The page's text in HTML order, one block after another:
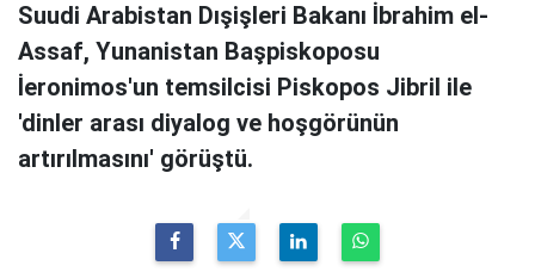
Suudi Arabistan Dışişleri Bakanı İbrahim el-
Assaf, Yunanistan Başpiskoposu
İeronimos'un temsilcisi Piskopos Jibril ile
'dinler arası diyalog ve hoşgörünün
artırılmasını' görüştü.